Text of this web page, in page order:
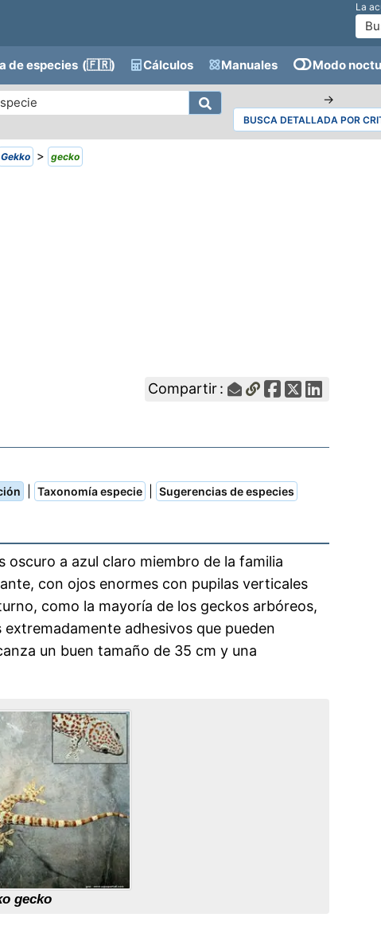
La
de especies (🇫🇷) Cálculos Manuales Modo
→
BUSCA DETALLADA POR
Gekko > gecko
Compartir :
Taxonomía especie Sugerencias de especies
a azul claro miembro de la familia
con ojos enormes con pupilas verticales
como la mayoría de los geckos arbóreos,
adhesivos que pueden
un buen tamaño de 35 cm y una
gecko